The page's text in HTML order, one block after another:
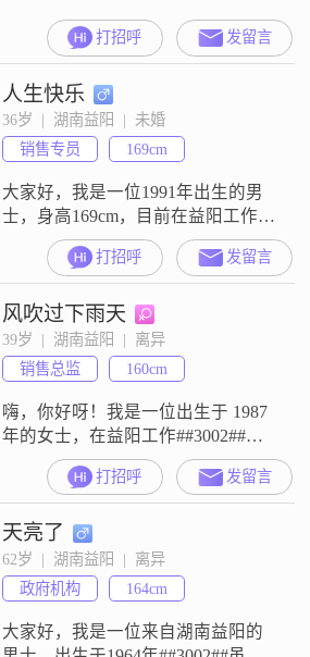
打招呼 发留言
人生快乐
36岁  |  湖南益阳  |  未婚
销售专员
169cm
大家好，我是一位1991年出生的男
士，身高169cm，目前在益阳工作
##3002##我的月收入在8001到12000
元之间，拥有大学本科学历
##3002##我性格幽默风趣，自信果
断，善于与人沟通，总是能找到让
大家都感到轻松愉快的聊天话题
##3002##在生活中，我非常注重健
康养生，喜欢规划未来，对未来有
明确的目标和计划
打招呼 发留言
风吹过下雨天
39岁  |  湖南益阳  |  离异
销售总监
160cm
嗨，你好呀！我是一位出生于 1987
年的女士，在益阳工作##3002##我
的身高大概 160cm，学历是中专
##3002##每个月收入 3000 元以下
##3002##我是个特别热爱生活的
人，家庭对我来说永远排在第一位
##3002##我很注重健康管理，觉得
身体好才能享受生活的美好
##3002##我性格独立又自信，同时
打招呼 发留言
天亮了
62岁  |  湖南益阳  |  离异
政府机构
164cm
大家好，我是一位来自湖南益阳的